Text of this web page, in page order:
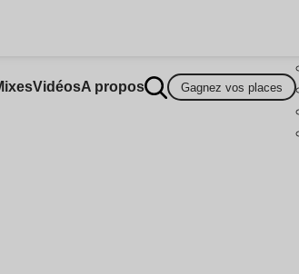
VidéosA propos Gagnez vos places